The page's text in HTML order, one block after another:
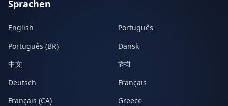
Sprachen
English
Português
Português (BR)
Dansk
中文
हिन्दी
Deutsch
Français
Français (CA)
Greece